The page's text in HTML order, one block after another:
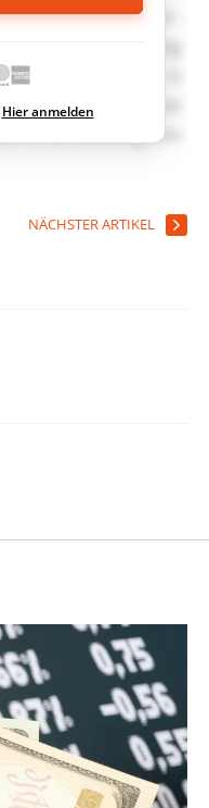
Hier anmelden
NÄCHSTER ARTIKEL